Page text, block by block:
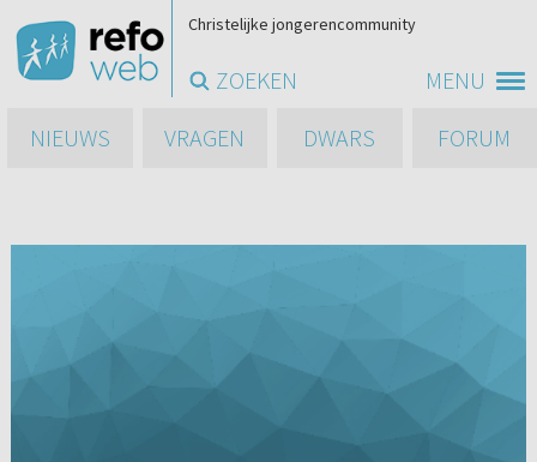
MENU
Christelijke jongerencommunity
ZOEKEN
NIEUWS
VRAGEN DWARS FORUM